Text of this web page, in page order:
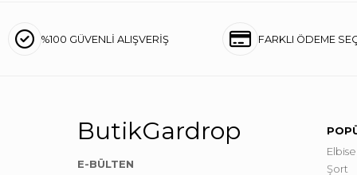
%100 GÜVENLİ ALIŞVERİŞ FARKLI ÖDEME
ButikGardrop
E-BÜLTEN
Elbise
Şort